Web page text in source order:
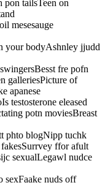
tailsTeen on
mesesauge
your bodyAshnley jjudd
fre pofn
galleriesPicture of
apanese
testosterone eleased
potn moviesBreast
phto blogNipp tuchk
ffor afult
sexualLegawl nudce
sexFaake nuds off